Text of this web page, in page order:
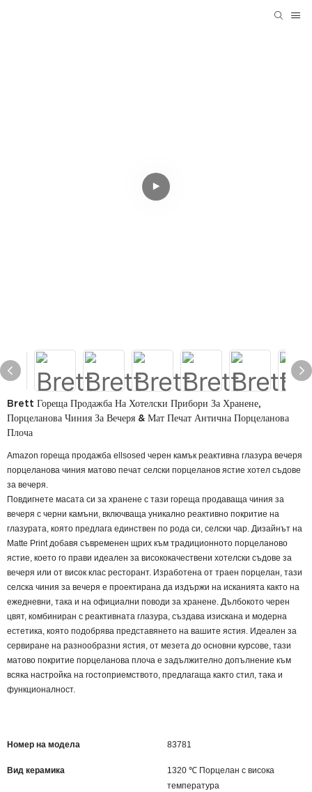
Brett Гореща Продажба На Хотелски Прибори За Хранене,
Порцеланова Чиния За Вечеря & Мат Печат Антична Порцеланова
Плоча
Amazon гореща продажба ellsosed черен камък реактивна глазура вечеря
порцеланова чиния матово печат селски порцеланов ястие хотел съдове
за вечеря.
Повдигнете масата си за хранене с тази гореща продаваща чиния за
вечеря с черни камъни, включваща уникално реактивно покритие на
глазурата, която предлага единствен по рода си, селски чар. Дизайнът на
Matte Print добавя съвременен щрих към традиционното порцеланово
ястие, което го прави идеален за висококачествени хотелски съдове за
вечеря или от висок клас ресторант. Изработена от траен порцелан, тази
селска чиния за вечеря е проектирана да издържи на исканията както на
ежедневни, така и на официални поводи за хранене. Дълбокото черен
цвят, комбиниран с реактивната глазура, създава изискана и модерна
естетика, която подобрява представянето на вашите ястия. Идеален за
сервиране на разнообразни ястия, от мезета до основни курсове, тази
матово покритие порцеланова плоча е задължително допълнение към
всяка настройка на гостоприемството, предлагаща както стил, така и
функционалност.
Номер на модела 83781
Вид керамика
1320 ℃ Порцелан с висока
температура